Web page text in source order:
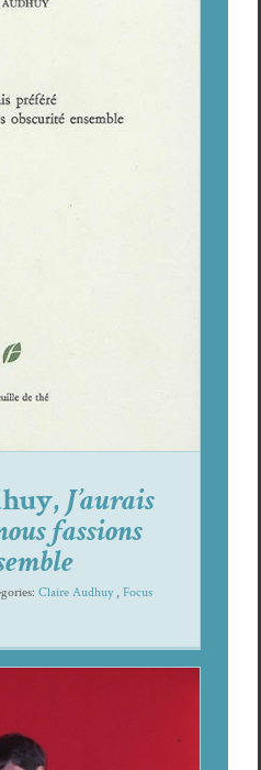
J’aurais préféré que
J’aurais
fassions
Claire Aud­huy, Focus